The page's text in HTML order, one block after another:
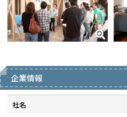
企業情報
社名